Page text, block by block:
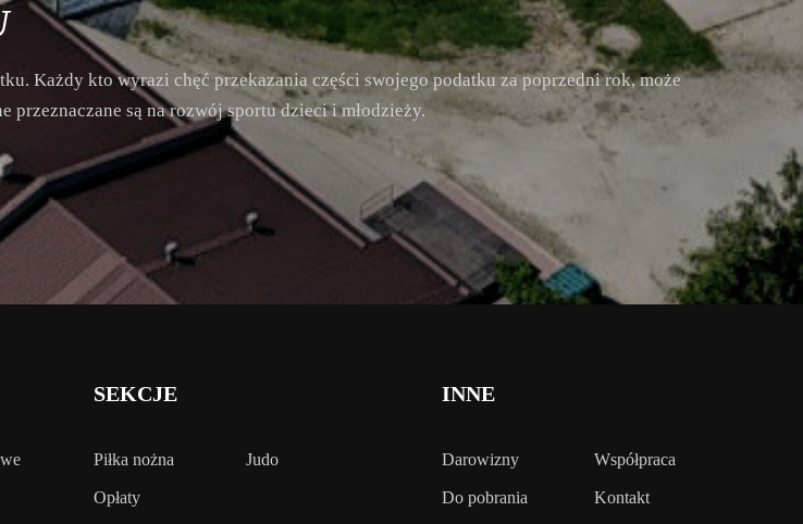
Każdy kto wyrazi chęć przekazania części swojego podatku za poprzedni rok, może
są na rozwój sportu dzieci i młodzieży.
SEKCJE
Piłka nożna Judo
Opłaty
INNE
Darowizny Współpraca
Do pobrania Kontakt